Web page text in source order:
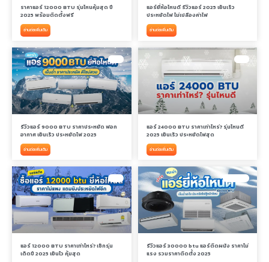
ราคาแอร์ 12000 BTU รุ่นไหนคุ้มสุด ปี
2025 พร้อมติดตั้งฟรี
อ่านต่อเพิ่มเติม
แอร์ยี่ห้อไหนดี รีวิวแอร์ 2025 เย็นเร็ว
ประหยัดไฟ ไม่เปลืองค่าไฟ
อ่านต่อเพิ่มเติม
รีวิวแอร์ 9000 BTU ราคาประหยัด ฟอก
อากาศ เย็นเร็ว ประหยัดไฟ 2025
อ่านต่อเพิ่มเติม
แอร์ 24000 BTU ราคาเท่าไหร่? รุ่นไหนดี
2025 เย็นเร็ว ประหยัดไฟสุด
อ่านต่อเพิ่มเติม
แอร์ 12000 BTU ราคาเท่าไหร่? เช็กรุ่น
เด็ดปี 2025 เย็นไว คุ้มสุด
รีวิวแอร์ 30000 btu แอร์ติดผนัง ราคาไม่
แรง รวมราคาติดตั้ง 2025